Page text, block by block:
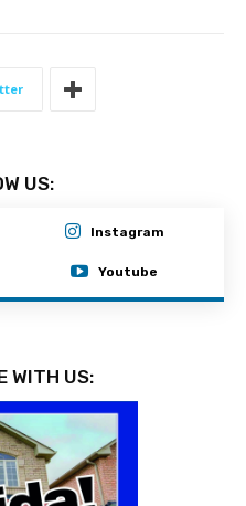
US:
Instagram
Youtube
WITH US: